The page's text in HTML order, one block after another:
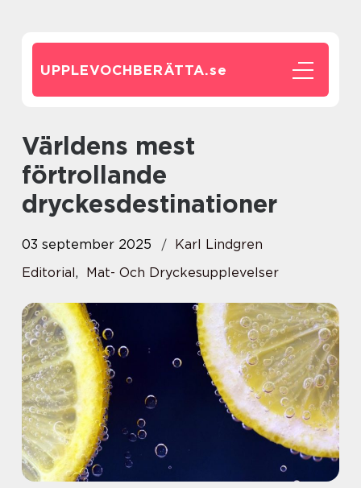
UPPLEVOCHBERÄTTA.se
Världens mest
förtrollande
dryckesdestinationer
03 september 2025
Karl Lindgren
Editorial, Mat- Och Dryckesupplevelser